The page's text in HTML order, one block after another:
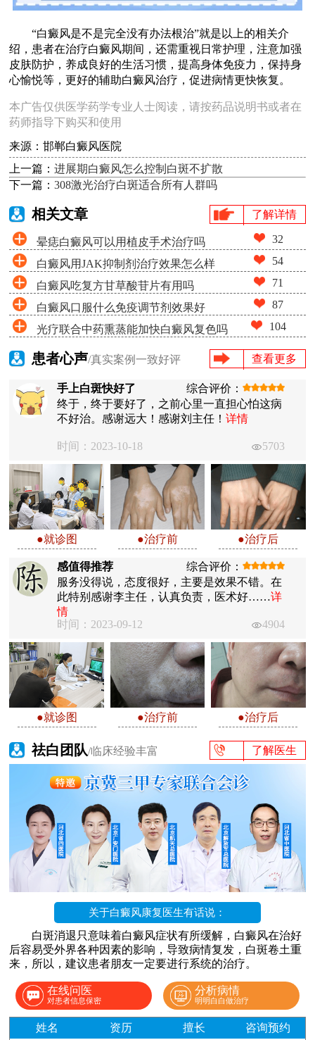
“白癜风是不是完全没有办法根治”就是以上的相关介
绍，患者在治疗白癜风期间，还需重视日常护理，注意加强
皮肤防护，养成良好的生活习惯，提高身体免疫力，保持身
心愉悦等，更好的辅助白癜风治疗，促进病情更快恢复。
本广告仅供医学药学专业人士阅读，请按药品说明书或者在
药师指导下购买和使用
来源：邯郸白癜风医院
上一篇：进展期白癜风怎么控制白斑不扩散
下一篇：308激光治疗白斑适合所有人群吗
相关文章 了解详情
晕痣白癜风可以用植皮手术治疗吗 32
白癜风用JAK抑制剂治疗效果怎么样 54
白癜风吃复方甘草酸苷片有用吗 71
白癜风口服什么免疫调节剂效果好 87
光疗联合中药熏蒸能加快白癜风复色吗 104
患者心声/真实案例一致好评 查看更多
手上白斑快好了
综合评价：
终于，终于要好了，之前心里一直担心怕这病
不好治。感谢远大！感谢刘主任！详情
时间：2023-10-18 5703
●就诊图 ●治疗前 ●治疗后
感值得推荐
综合评价：
服务没得说，态度很好，主要是效果不错。在
此特别感谢李主任，认真负责，医术好……详
情
时间：2023-09-12
4904
●就诊图 ●治疗前 ●治疗后
祛白团队/临床经验丰富 了解医生
关于白癜风康复医生有话说：
白斑消退只意味着白癜风症状有所缓解，白癜风在治好
后容易受外界各种因素的影响，导致病情复发，白斑卷土重
来，所以，建议患者朋友一定要进行系统的治疗。
在线问医
对患者信息保密
分析病情
明明白白做治疗
姓名 资历 擅长 咨询预约